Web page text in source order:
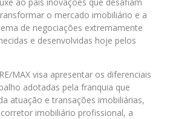
o mercado imobiliário e a
de negociações extremamente
e desenvolvidas hoje pelos
MAX visa apresentar os diferenciais
adotadas pela franquia que
atuação e transações imobiliárias,
imobiliário profissional, a